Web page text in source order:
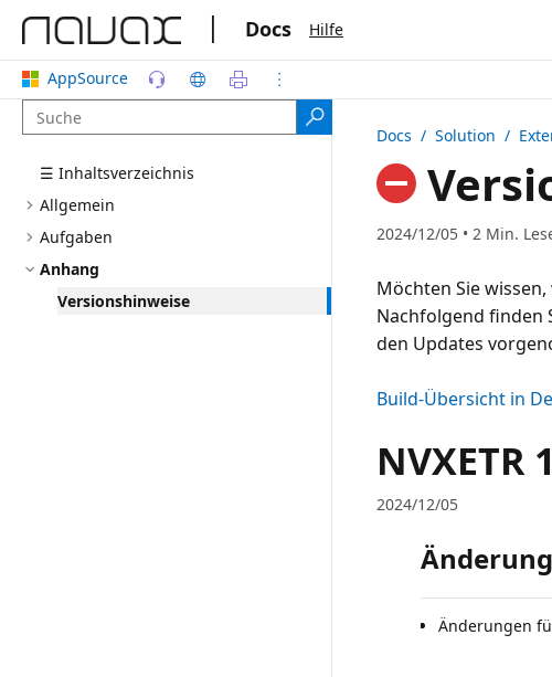
| Docs Hilfe
AppSource
☰ Inhaltsverzeichnis
Allgemein
Aufgaben
Anhang
Versionshinweise
Docs / Solution /
2024/12/05 • 2 Min.
Möchten Sie
Nachfolgend finden
den Updates
Build-Übersicht in
NVXETR
2024/12/05
Änderungen